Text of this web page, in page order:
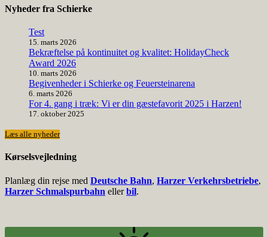
Nyheder fra Schierke
Test
15. marts 2026
Bekræftelse på kontinuitet og kvalitet: HolidayCheck
Award 2026
10. marts 2026
Begivenheder i Schierke og Feuersteinarena
6. marts 2026
For 4. gang i træk: Vi er din gæstefavorit 2025 i Harzen!
17. oktober 2025
Læs alle nyheder
Kørselsvejledning
Planlæg din rejse med Deutsche Bahn, Harzer Verkehrsbetriebe,
Harzer Schmalspurbahn ellerbil.